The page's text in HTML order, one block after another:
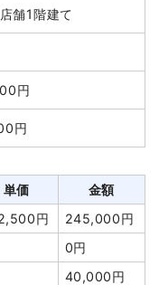
39,137
4,461,600
550円
228,690円
7,000
5,965
680,000円
8,000
円
8,000円
140,000円
1,994円
2,016,000円
円
264,000円
円
80,500円
52,500円
10,000円
舗1階建て
円
円
単価
金額
円
245,000円
0円
40,000円